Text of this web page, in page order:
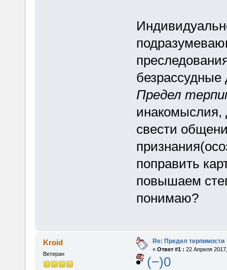
Предел
инакомыслия,
свести
поправить
повышаем
понимаю?
Kroid
Ветеран
Re: Предел терпимости
« Ответ #1 : 22 Апреля
(−)0